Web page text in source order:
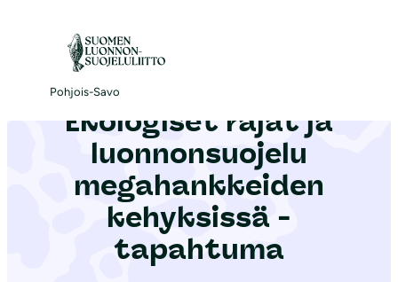
Pohjois-Savo
Etusivu|Ajankohtaista
Ekologiset rajat ja
luonnonsuojelu
megahankkeiden
kehyksissä -
tapahtuma